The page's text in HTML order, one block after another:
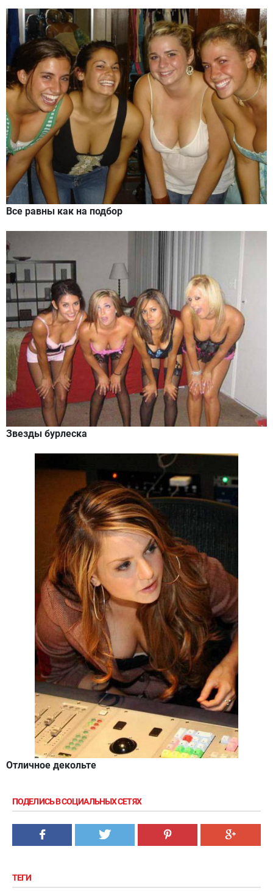
Все равны как на подбор
Звезды бурлеска
Отличное декольте
ПОДЕЛИСЬ В СОЦИАЛЬНЫХ СЕТЯХ
ТЕГИ